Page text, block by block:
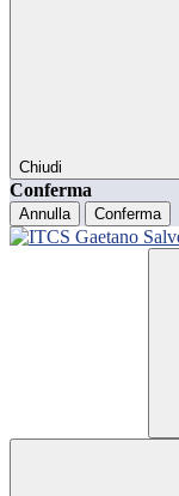
Chiudi
Conferma
Annulla Conferma